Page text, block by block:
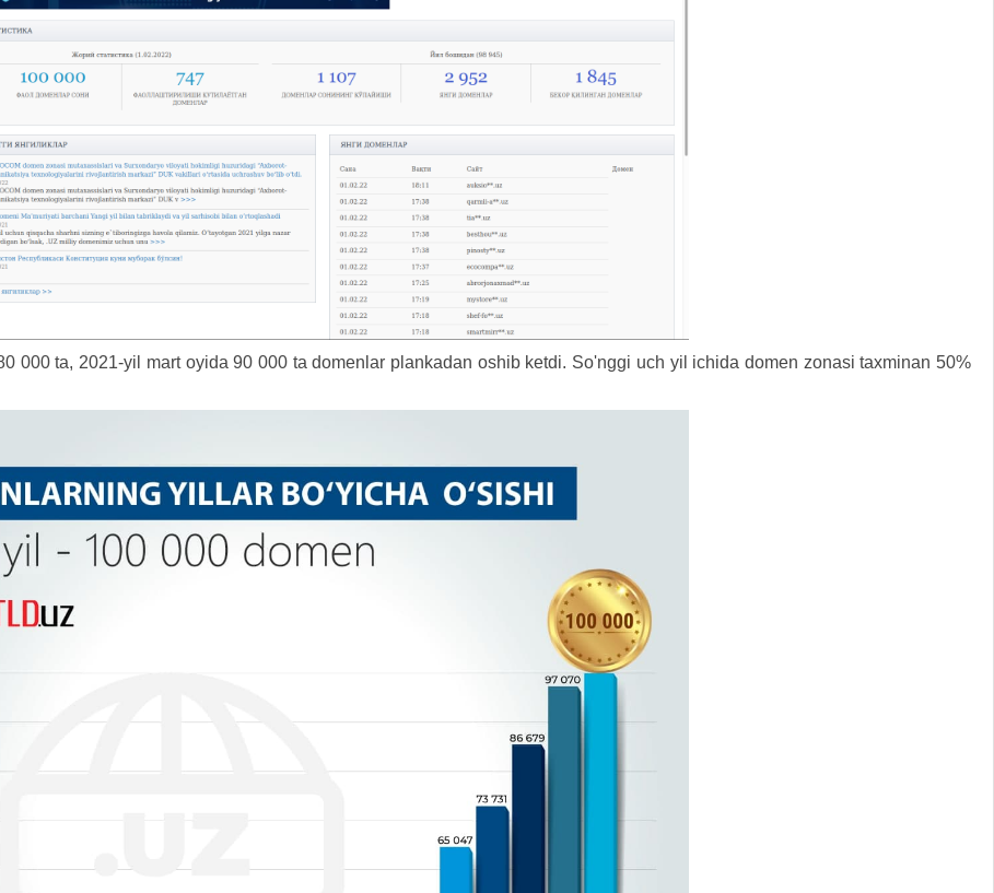
000 ta, 2021-yil mart oyida 90 000 ta domenlar plankadan oshib ketdi. So'nggi uch yil ichida domen zonasi taxminan 50%